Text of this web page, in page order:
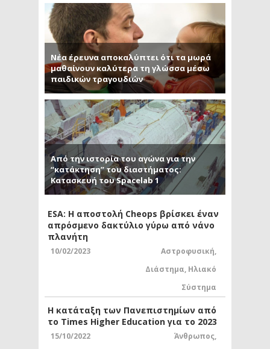
Νέα έρευνα αποκαλύπτει ότι τα μωρά
μαθαίνουν καλύτερα τη γλώσσα μέσω
παιδικών τραγουδιών
Από την ιστορία του αγώνα για την
“κατάκτηση” του διαστήματος:
Κατασκευή του Spacelab 1
ESA: Η αποστολή Cheops βρίσκει έναν
απρόσμενο δακτύλιο γύρω από νάνο
πλανήτη
10/02/2023 Αστροφυσική,
Διάστημα, Ηλιακό
Σύστημα
Η κατάταξη των Πανεπιστημίων από
το Times Higher Education για το 2023
15/10/2022 Άνθρωπος,